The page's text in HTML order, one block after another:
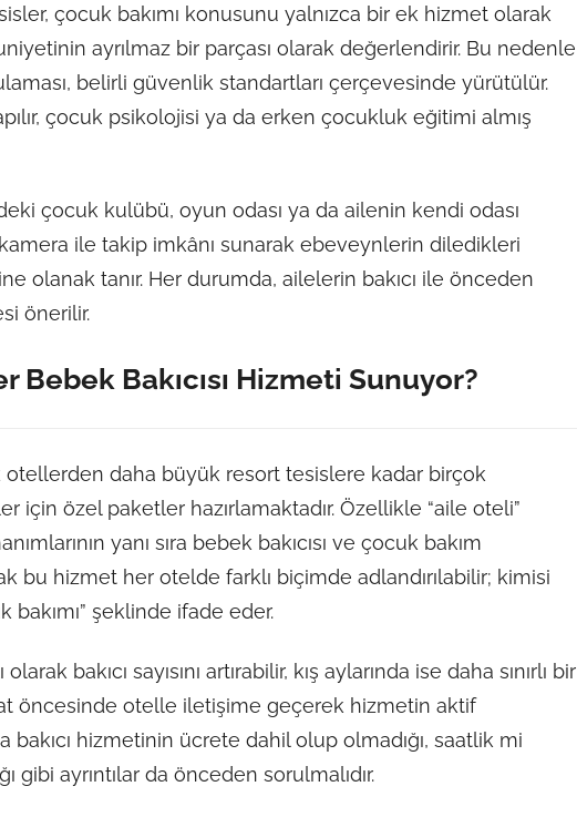
çocuk bakımı konusunu yalnızca bir ek hizmet olarak
ayrılmaz bir parçası olarak değerlendirir. Bu nedenle
belirli güvenlik standartları çerçevesinde yürütülür.
çocuk psikolojisi ya da erken çocukluk eğitimi almış
çocuk kulübü, oyun odası ya da ailenin kendi odası
kamera ile takip imkânı sunarak ebeveynlerin diledikleri
olanak tanır. Her durumda, ailelerin bakıcı ile önceden
önerilir.
Bebek Bakıcısı Hizmeti Sunuyor?
otellerden daha büyük resort tesislere kadar birçok
için özel paketler hazırlamaktadır. Özellikle “aile oteli”
yanı sıra bebek bakıcısı ve çocuk bakım
bu hizmet her otelde farklı biçimde adlandırılabilir; kimisi
bakımı” şeklinde ifade eder.
bakıcı sayısını artırabilir, kış aylarında ise daha sınırlı bir
öncesinde otelle iletişime geçerek hizmetin aktif
hizmetinin ücrete dahil olup olmadığı, saatlik mi
gibi ayrıntılar da önceden sorulmalıdır.